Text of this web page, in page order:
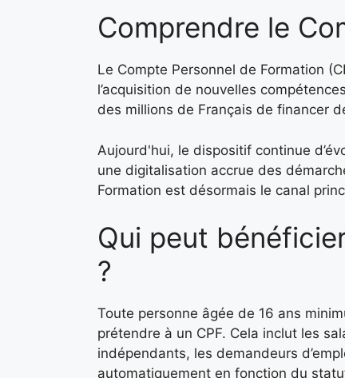
Comprendre le
Le Compte Personnel de Formation
l’acquisition de nouvelles
des millions de Français de financer
Aujourd'hui, le dispositif continue
une digitalisation accrue des
Formation est désormais le canal
Qui peut
?
Toute personne âgée de 16 ans
prétendre à un CPF. Cela inclut les
indépendants, les demandeurs
automatiquement en fonction du